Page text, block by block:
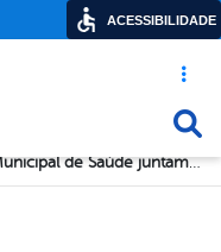
Acesso
A Secretaria Municipal de Saúde juntamente com a Vigilância Sanitária orienta que os cuidados em relação a prevenção do Novo Corona vírus
ACESSIBILIDADE